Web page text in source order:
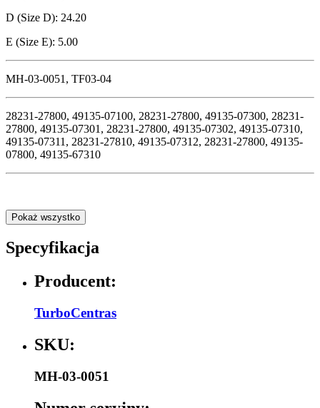
D (Size D): 24.20
E (Size E): 5.00
MH-03-0051, TF03-04
28231-27800, 49135-07100, 28231-27800, 49135-07300, 28231-
27800, 49135-07301, 28231-27800, 49135-07302, 49135-07310,
49135-07311, 28231-27810, 49135-07312, 28231-27800, 49135-
07800, 49135-67310
Pokaż wszystko
Specyfikacja
Producent:
TurboCentras
SKU:
MH-03-0051